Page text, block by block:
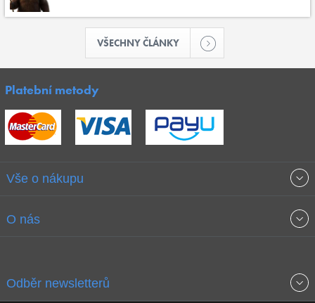
VŠECHNY ČLÁNKY
Platební metody
Vše o nákupu
Obchodní podmínky
O nás
Odběr newsletterů